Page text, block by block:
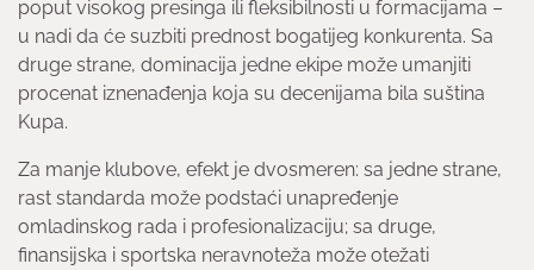
poput visokog presinga ili fleksibilnosti u formacijama –
u nadi da će suzbiti prednost bogatijeg konkurenta. Sa
druge strane, dominacija jedne ekipe može umanjiti
procenat iznenađenja koja su decenijama bila suština
Kupa.
Za manje klubove, efekt je dvosmeren: sa jedne strane,
rast standarda može podstaći unapređenje
omladinskog rada i profesionalizaciju; sa druge,
finansijska i sportska neravnoteža može otežati